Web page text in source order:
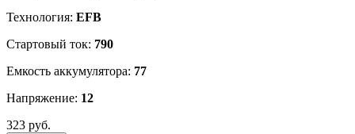
Технология: EFB
Стартовый ток: 790
Емкость аккумулятора: 77
Напряжение: 12
323 руб.